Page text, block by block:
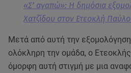
«Σ’ αγαπώ»: Η δημόσια
Χατζίδου στον Ετεοκλή
Μετά από αυτή την
ολόκληρη την ομάδα, ο
όμορφη αυτή στιγμή με μια